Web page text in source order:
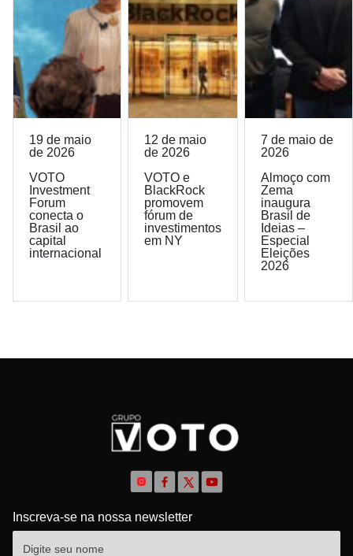
19 de maio
de 2026
VOTO
Investment
Forum
conecta o
Brasil ao
capital
internacional
12 de maio
de 2026
VOTO e
BlackRock
promovem
fórum de
investimentos
em NY
7 de maio de
2026
Almoço com
Zema
inaugura
Brasil de
Ideias –
Especial
Eleições
2026
Inscreva-se na nossa newsletter